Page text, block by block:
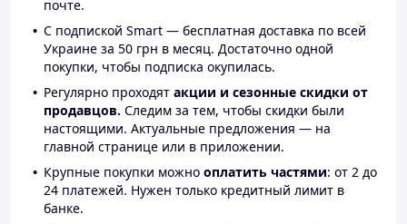
почте.
С подпиской Smart — бесплатная доставка по всей
Украине за 50 грн в месяц. Достаточно одной
покупки, чтобы подписка окупилась.
Регулярно проходят акции и сезонные скидки от
продавцов. Следим за тем, чтобы скидки были
настоящими. Актуальные предложения — на
главной странице или в приложении.
Крупные покупки можно оплатить частями: от 2 до
24 платежей. Нужен только кредитный лимит в
банке.